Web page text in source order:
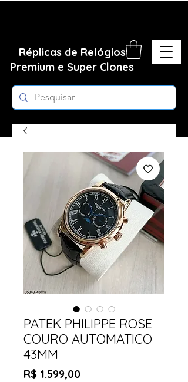
Réplicas de Relógios
Premium e Super Clones
PATEK PHILIPPE ROSE
COURO AUTOMATICO
43MM
R$ 1.599,00Preço